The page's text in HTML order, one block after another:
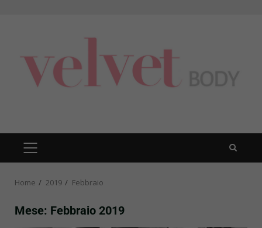
PRIMARY
MENU
Home 2019 Febbraio
Mese: Febbraio 2019